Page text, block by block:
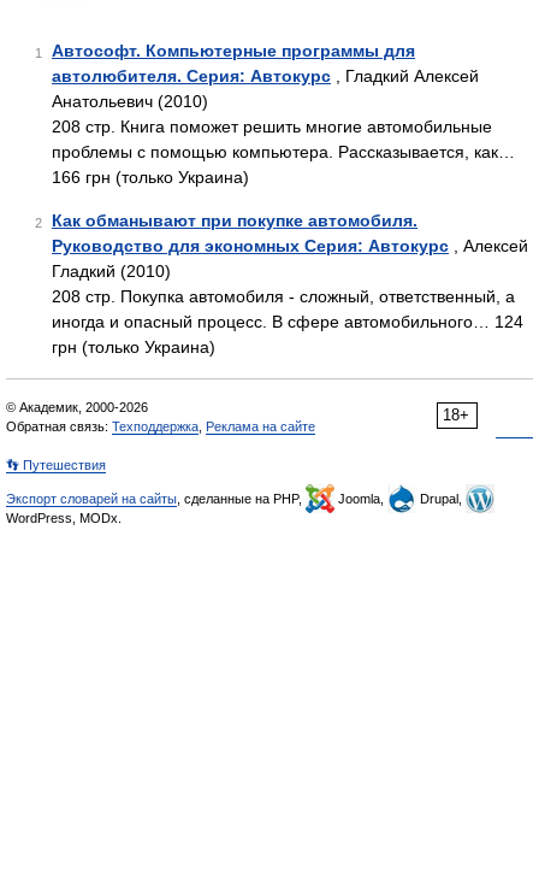
1
Автософт. Компьютерные программы для
автолюбителя. Серия: Автокурс , Гладкий Алексей
Анатольевич (2010)
208 стр. Книга поможет решить многие автомобильные
проблемы с помощью компьютера. Рассказывается, как…
166 грн (только Украина)
2
Как обманывают при покупке автомобиля.
Руководство для экономных Серия: Автокурс , Алексей
Гладкий (2010)
208 стр. Покупка автомобиля - сложный, ответственный, а
иногда и опасный процесс. В сфере автомобильного… 124
грн (только Украина)
18+
© Академик, 2000-2026
Обратная связь: Техподдержка Реклама на сайте
👣 Путешествия
Экспорт словарей на сайты , сделанные на PHP, Joomla,
Drupal,
WordPress, MODx.